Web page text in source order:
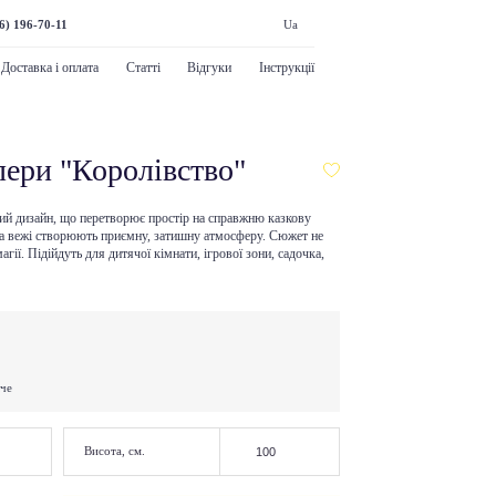
196-70-11 Ua
Доставка і оплата Статті Відгуки Інструкції
"Королівство"
дизайн, що перетворює простір на справжню казкову
вежі створюють приємну, затишну атмосферу. Сюжет не
Підійдуть для дитячої кімнати, ігрової зони, садочка,
Висота, см.